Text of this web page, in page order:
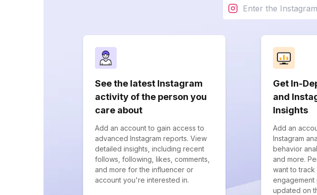
See the latest Instagram
activity of the person you
care about
Add an account to gain access to
advanced Instagram reports. View
detailed insights, including recent
follows, following, likes, comments,
and more for the influencer or
account you're interested in.
Get In-
and
Insights
Add an
Instagram
behavior
and more.
want to track
engagement
updated on